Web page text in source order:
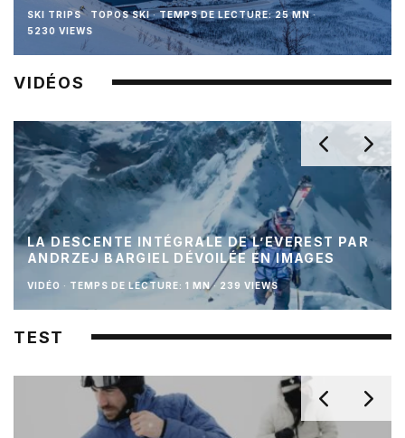
SKI TRIPS TOPOS SKI · TEMPS DE LECTURE: 25 MN ·
5230 VIEWS
VIDÉOS
LA DESCENTE INTÉGRALE DE L’EVEREST PAR
ANDRZEJ BARGIEL DÉVOILÉE EN IMAGES
VIDÉO · TEMPS DE LECTURE: 1 MN · 239 VIEWS
TEST